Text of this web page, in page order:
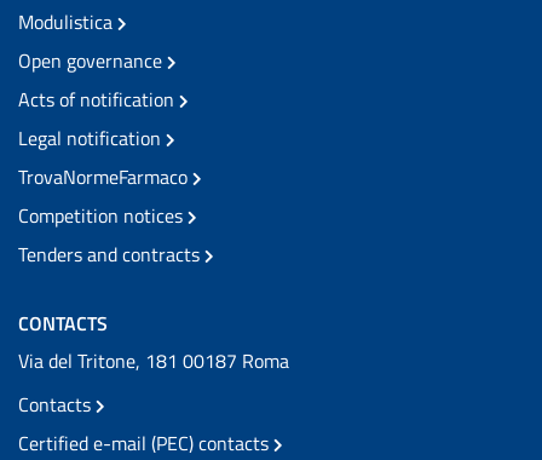
Modulistica
Open governance
Acts of notification
Legal notification
TrovaNormeFarmaco
Competition notices
Tenders and contracts
CONTACTS
Via del Tritone, 181 00187 Roma
Contacts
Certified e-mail (PEC) contacts